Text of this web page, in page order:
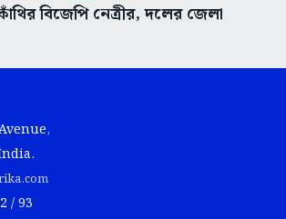
বিজেপি নেত্রীর, দলের জেলা
/ 93